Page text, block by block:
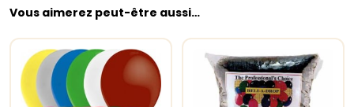
Vous aimerez peut-être aussi…